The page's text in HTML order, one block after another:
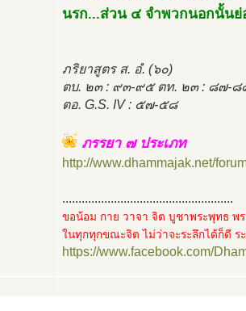
นรก...ส่วน ๔ จำพวกนอกนั้นย่
ภริยาสูตร ส. อํ. (๖๐)
ตบ. ๒๓ : ๙๓-๙๕ ตท. ๒๓ : ๘๗-๘
ตอ. G.S. IV : ๕๗-๕๘
ภรรยา ๗ ประเภท
http://www.dhammajak.net/
.....................................................
ขอน้อม กาย วาจา จิต บูชาพระพุทธ พ
ในทุกทุกขณะจิต ไม่ว่าจะระลึกได้ก็ดี
https://www.facebook.com/